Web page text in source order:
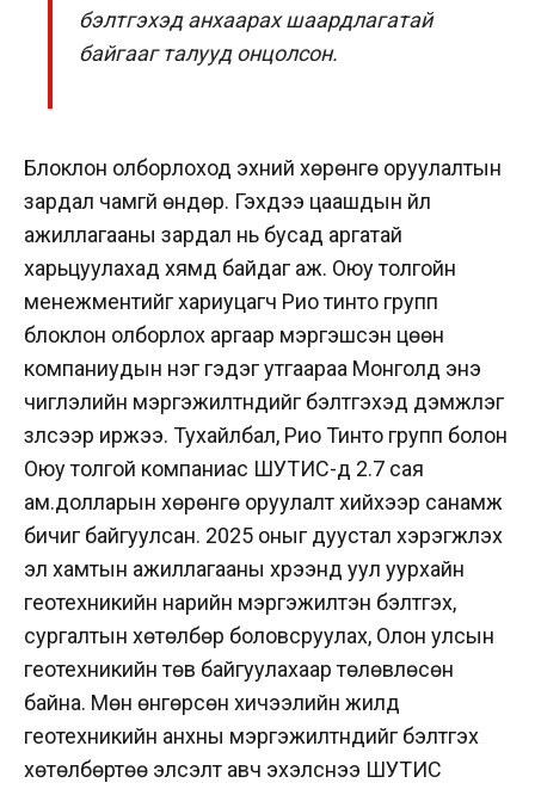
бэлтгэхэд анхаарах шаардлагатай
байгааг талууд онцолсон.
Блоклон олборлоход эхний хөрөнгө оруулалтын
зардал чамгүй өндөр. Гэхдээ цаашдын үйл
ажиллагааны зардал нь бусад аргатай
харьцуулахад хямд байдаг аж. Оюу толгойн
менежментийг хариуцагч Рио тинто групп
блоклон олборлох аргаар мэргэшсэн цөөн
компаниудын нэг гэдэг утгаараа Монголд энэ
чиглэлийн мэргэжилтнүүдийг бэлтгэхэд дэмжлэг
үзүүлсээр иржээ. Тухайлбал, Рио Тинто групп болон
Оюу толгой компаниас ШУТИС-д 2.7 сая
ам.долларын хөрөнгө оруулалт хийхээр санамж
бичиг байгуулсан. 2025 оныг дуустал хэрэгжүүлэх
эл хамтын ажиллагааны хүрээнд уул уурхайн
геотехникийн нарийн мэргэжилтэн бэлтгэх,
сургалтын хөтөлбөр боловсруулах, Олон улсын
геотехникийн төв байгуулахаар төлөвлөсөн
байна. Мөн өнгөрсөн хичээлийн жилд
геотехникийн анхны мэргэжилтнүүдийг бэлтгэх
хөтөлбөртөө элсэлт авч эхэлснээ ШУТИС